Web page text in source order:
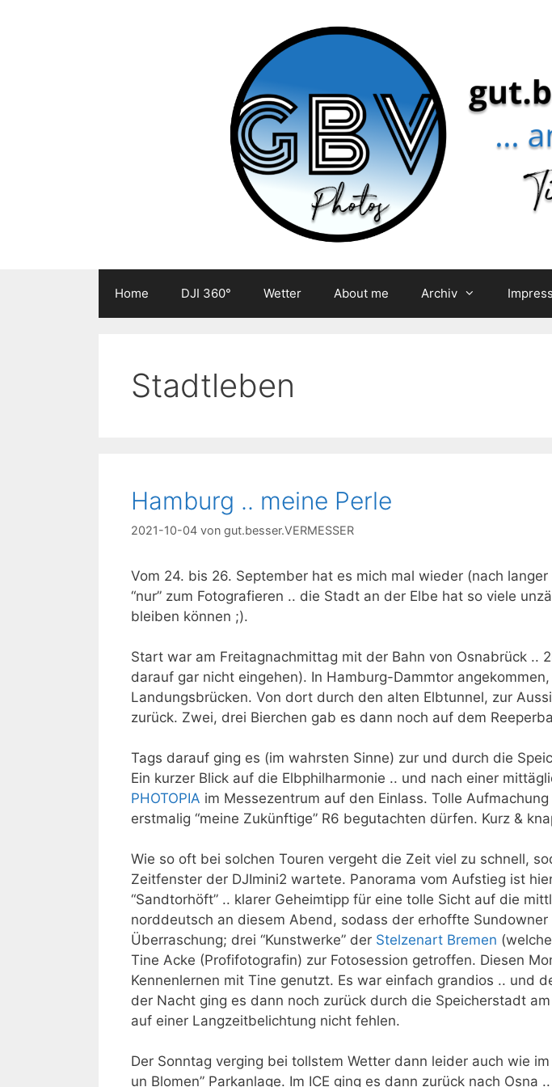
Home DJI 360° Wetter About me Archiv
Stadtleben
Hamburg .. meine Perle
2021-10-04 von gut.besser.VERMESSER
Vom 24. bis 26. September hat es mich mal wieder (nach
“nur” zum Fotografieren .. die Stadt an der Elbe hat so viele
bleiben können ;).
Start war am Freitagnachmittag mit der Bahn von Osnabrück ..
darauf gar nicht eingehen). In Hamburg-Dammtor
Landungsbrücken. Von dort durch den alten Elbtunnel, zur
zurück. Zwei, drei Bierchen gab es dann noch auf dem
Tags darauf ging es (im wahrsten Sinne) zur und durch die
Ein kurzer Blick auf die Elbphilharmonie .. und nach einer
PHOTOPIA im Messezentrum auf den Einlass. Tolle
erstmalig “meine Zukünftige” R6 begutachten dürfen. Kurz &
Wie so oft bei solchen Touren vergeht die Zeit viel zu schnell,
Zeitfenster der DJImini2 wartete. Panorama vom Aufstieg ist
“Sandtorhöft” .. klarer Geheimtipp für eine tolle Sicht auf die
norddeutsch an diesem Abend, sodass der erhoffte
Überraschung; drei “Kunstwerke” der Stelzenart Bremen
Tine Acke (Profifotografin) zur Fotosession getroffen. Diesen
Kennenlernen mit Tine genutzt. Es war einfach grandios .. und
der Nacht ging es dann noch zurück durch die Speicherstadt
auf einer Langzeitbelichtung nicht fehlen.
Der Sonntag verging bei tollstem Wetter dann leider auch wie
un Blomen” Parkanlage. Im ICE ging es dann zurück nach